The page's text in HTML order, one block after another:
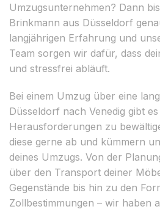
Umzugsunternehmen? Dann
Brinkmann aus Düsseldorf
langjährigen Erfahrung und
Team sorgen wir dafür, dass
und stressfrei abläuft.
Bei einem Umzug über eine
Düsseldorf nach Venedig gibt es
Herausforderungen zu
diese gerne ab und kümmern
deines Umzugs. Von der
über den Transport deiner
Gegenstände bis hin zu den
Zollbestimmungen – wir haben